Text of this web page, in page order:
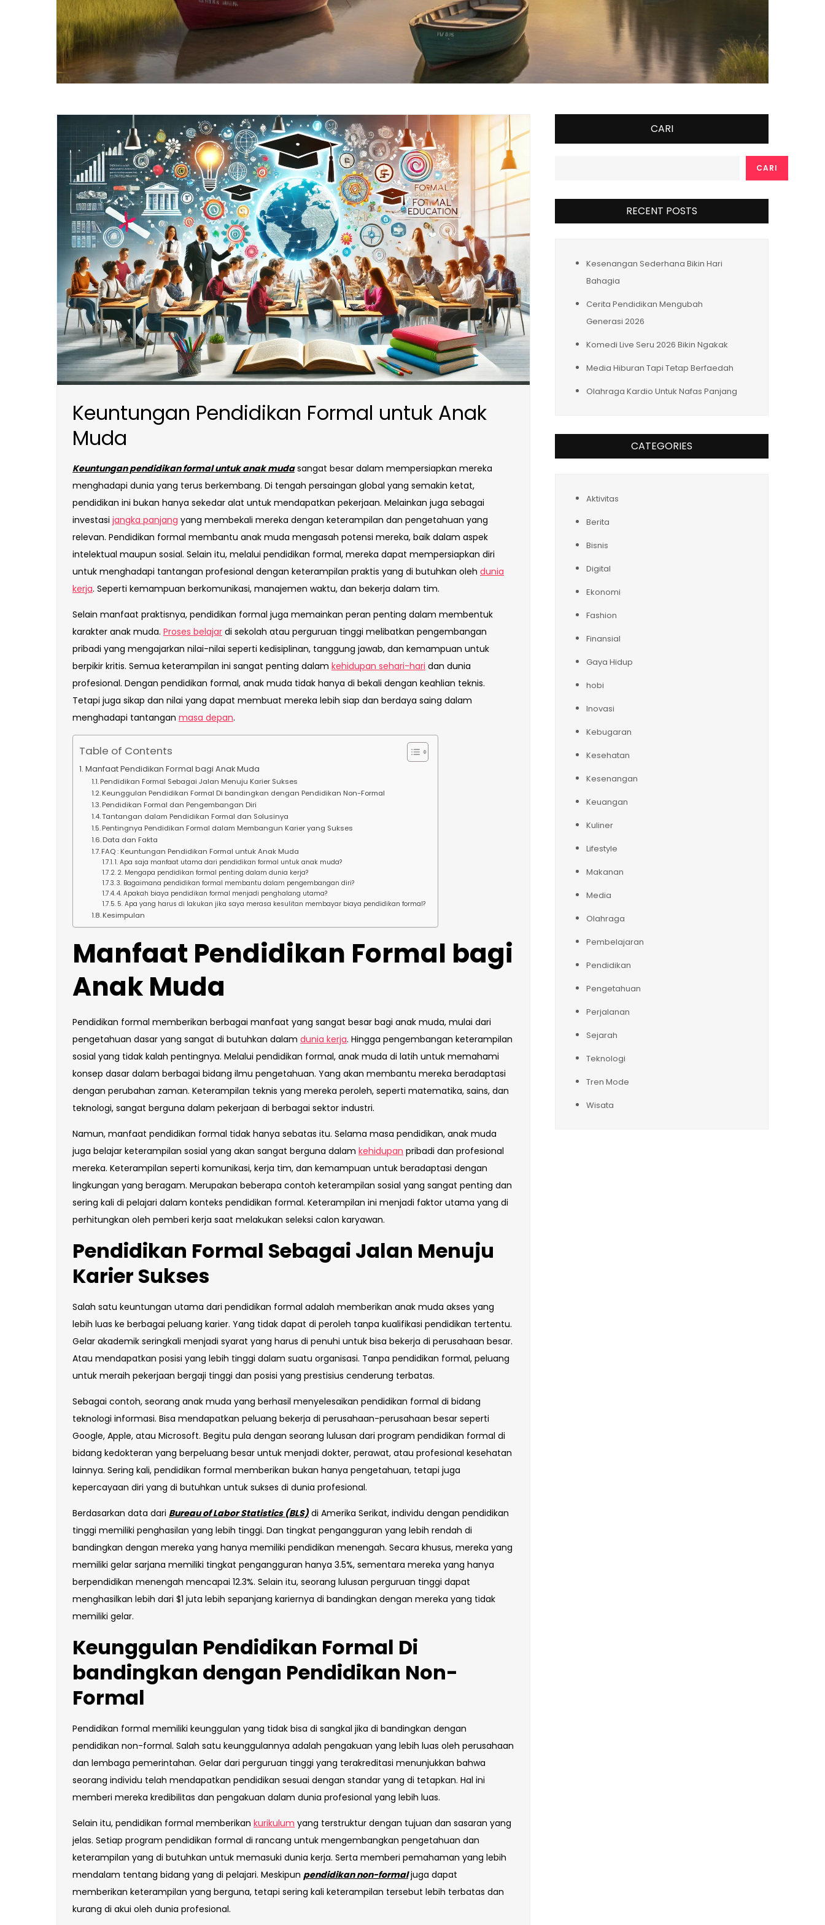
Keuntungan Pendidikan Formal untuk Anak
Muda
Keuntungan pendidikan formal untuk anak mudasangat besar dalam mempersiapkan mereka
menghadapi dunia yang terus berkembang. Di tengah persaingan global yang semakin ketat,
pendidikan ini bukan hanya sekedar alat untuk mendapatkan pekerjaan. Melainkan juga sebagai
investasi jangka panjang yang membekali mereka dengan keterampilan dan pengetahuan yang
relevan. Pendidikan formal membantu anak muda mengasah potensi mereka, baik dalam aspek
intelektual maupun sosial. Selain itu, melalui pendidikan formal, mereka dapat mempersiapkan diri
untuk menghadapi tantangan profesional dengan keterampilan praktis yang di butuhkan oleh dunia
kerja. Seperti kemampuan berkomunikasi, manajemen waktu, dan bekerja dalam tim.
Selain manfaat praktisnya, pendidikan formal juga memainkan peran penting dalam membentuk
karakter anak muda. Proses belajar di sekolah atau perguruan tinggi melibatkan pengembangan
pribadi yang mengajarkan nilai-nilai seperti kedisiplinan, tanggung jawab, dan kemampuan untuk
berpikir kritis. Semua keterampilan ini sangat penting dalam kehidupan sehari-hari dan dunia
profesional. Dengan pendidikan formal, anak muda tidak hanya di bekali dengan keahlian teknis.
Tetapi juga sikap dan nilai yang dapat membuat mereka lebih siap dan berdaya saing dalam
menghadapi tantangan masa depan.
Table of Contents
Manfaat Pendidikan Formal bagi Anak Muda
Pendidikan Formal Sebagai Jalan Menuju Karier Sukses
Keunggulan Pendidikan Formal Di bandingkan dengan Pendidikan Non-Formal
Pendidikan Formal dan Pengembangan Diri
Tantangan dalam Pendidikan Formal dan Solusinya
Pentingnya Pendidikan Formal dalam Membangun Karier yang Sukses
Data dan Fakta
FAQ : Keuntungan Pendidikan Formal untuk Anak Muda
1. Apa saja manfaat utama dari pendidikan formal untuk anak muda?
2. Mengapa pendidikan formal penting dalam dunia kerja?
3. Bagaimana pendidikan formal membantu dalam pengembangan diri?
4. Apakah biaya pendidikan formal menjadi penghalang utama?
5. Apa yang harus di lakukan jika saya merasa kesulitan membayar biaya pendidikan formal?
Kesimpulan
Manfaat Pendidikan Formal bagi
Anak Muda
Pendidikan formal memberikan berbagai manfaat yang sangat besar bagi anak muda, mulai dari
pengetahuan dasar yang sangat di butuhkan dalam dunia kerja. Hingga pengembangan keterampilan
sosial yang tidak kalah pentingnya. Melalui pendidikan formal, anak muda di latih untuk memahami
konsep dasar dalam berbagai bidang ilmu pengetahuan. Yang akan membantu mereka beradaptasi
dengan perubahan zaman. Keterampilan teknis yang mereka peroleh, seperti matematika, sains, dan
teknologi, sangat berguna dalam pekerjaan di berbagai sektor industri.
Namun, manfaat pendidikan formal tidak hanya sebatas itu. Selama masa pendidikan, anak muda
juga belajar keterampilan sosial yang akan sangat berguna dalam kehidupan pribadi dan profesional
mereka. Keterampilan seperti komunikasi, kerja tim, dan kemampuan untuk beradaptasi dengan
lingkungan yang beragam. Merupakan beberapa contoh keterampilan sosial yang sangat penting dan
sering kali di pelajari dalam konteks pendidikan formal. Keterampilan ini menjadi faktor utama yang di
perhitungkan oleh pemberi kerja saat melakukan seleksi calon karyawan.
Pendidikan Formal Sebagai Jalan Menuju
Karier Sukses
Salah satu keuntungan utama dari pendidikan formal adalah memberikan anak muda akses yang
lebih luas ke berbagai peluang karier. Yang tidak dapat di peroleh tanpa kualifikasi pendidikan tertentu.
Gelar akademik seringkali menjadi syarat yang harus di penuhi untuk bisa bekerja di perusahaan besar.
Atau mendapatkan posisi yang lebih tinggi dalam suatu organisasi. Tanpa pendidikan formal, peluang
untuk meraih pekerjaan bergaji tinggi dan posisi yang prestisius cenderung terbatas.
Sebagai contoh, seorang anak muda yang berhasil menyelesaikan pendidikan formal di bidang
teknologi informasi. Bisa mendapatkan peluang bekerja di perusahaan-perusahaan besar seperti
Google, Apple, atau Microsoft. Begitu pula dengan seorang lulusan dari program pendidikan formal di
bidang kedokteran yang berpeluang besar untuk menjadi dokter, perawat, atau profesional kesehatan
lainnya. Sering kali, pendidikan formal memberikan bukan hanya pengetahuan, tetapi juga
kepercayaan diri yang di butuhkan untuk sukses di dunia profesional.
Berdasarkan data dari Bureau of Labor Statistics (BLS) di Amerika Serikat, individu dengan pendidikan
tinggi memiliki penghasilan yang lebih tinggi. Dan tingkat pengangguran yang lebih rendah di
bandingkan dengan mereka yang hanya memiliki pendidikan menengah. Secara khusus, mereka yang
memiliki gelar sarjana memiliki tingkat pengangguran hanya 3.5%, sementara mereka yang hanya
berpendidikan menengah mencapai 12.3%. Selain itu, seorang lulusan perguruan tinggi dapat
menghasilkan lebih dari $1 juta lebih sepanjang kariernya di bandingkan dengan mereka yang tidak
memiliki gelar.
Keunggulan Pendidikan Formal Di
bandingkan dengan Pendidikan Non-
Formal
Pendidikan formal memiliki keunggulan yang tidak bisa di sangkal jika di bandingkan dengan
pendidikan non-formal. Salah satu keunggulannya adalah pengakuan yang lebih luas oleh perusahaan
dan lembaga pemerintahan. Gelar dari perguruan tinggi yang terakreditasi menunjukkan bahwa
seorang individu telah mendapatkan pendidikan sesuai dengan standar yang di tetapkan. Hal ini
memberi mereka kredibilitas dan pengakuan dalam dunia profesional yang lebih luas.
Selain itu, pendidikan formal memberikan kurikulum yang terstruktur dengan tujuan dan sasaran yang
jelas. Setiap program pendidikan formal di rancang untuk mengembangkan pengetahuan dan
keterampilan yang di butuhkan untuk memasuki dunia kerja. Serta memberi pemahaman yang lebih
mendalam tentang bidang yang di pelajari. Meskipun pendidikan non-formaljuga dapat
memberikan keterampilan yang berguna, tetapi sering kali keterampilan tersebut lebih terbatas dan
kurang di akui oleh dunia profesional.
CARI
CARI
RECENT POSTS
Kesenangan Sederhana Bikin Hari
Bahagia
Cerita Pendidikan Mengubah
Generasi 2026
Komedi Live Seru 2026 Bikin Ngakak
Media Hiburan Tapi Tetap Berfaedah
Olahraga Kardio Untuk Nafas Panjang
CATEGORIES
Aktivitas
Berita
Bisnis
Digital
Ekonomi
Fashion
Finansial
Gaya Hidup
hobi
Inovasi
Kebugaran
Kesehatan
Kesenangan
Keuangan
Kuliner
Lifestyle
Makanan
Media
Olahraga
Pembelajaran
Pendidikan
Pengetahuan
Perjalanan
Sejarah
Teknologi
Tren Mode
Wisata